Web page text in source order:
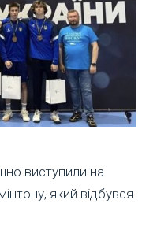
виступили на
який відбувся